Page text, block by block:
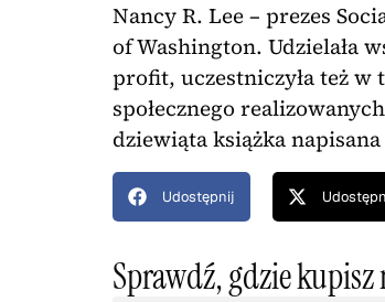
Nancy R. Lee – prezes
of Washington. Udzielała
profit, uczestniczyła też
społecznego
dziewiąta książka
Udostępnij
Sprawdź, gdzie